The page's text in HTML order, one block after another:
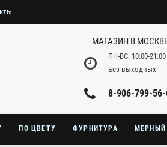
МАГАЗИН В
ПН-ВС: 10:00-21:00
Без выходных
8-906-799-
ПО ЦВЕТУ ФУРНИТУРА МЕРНЫЙ